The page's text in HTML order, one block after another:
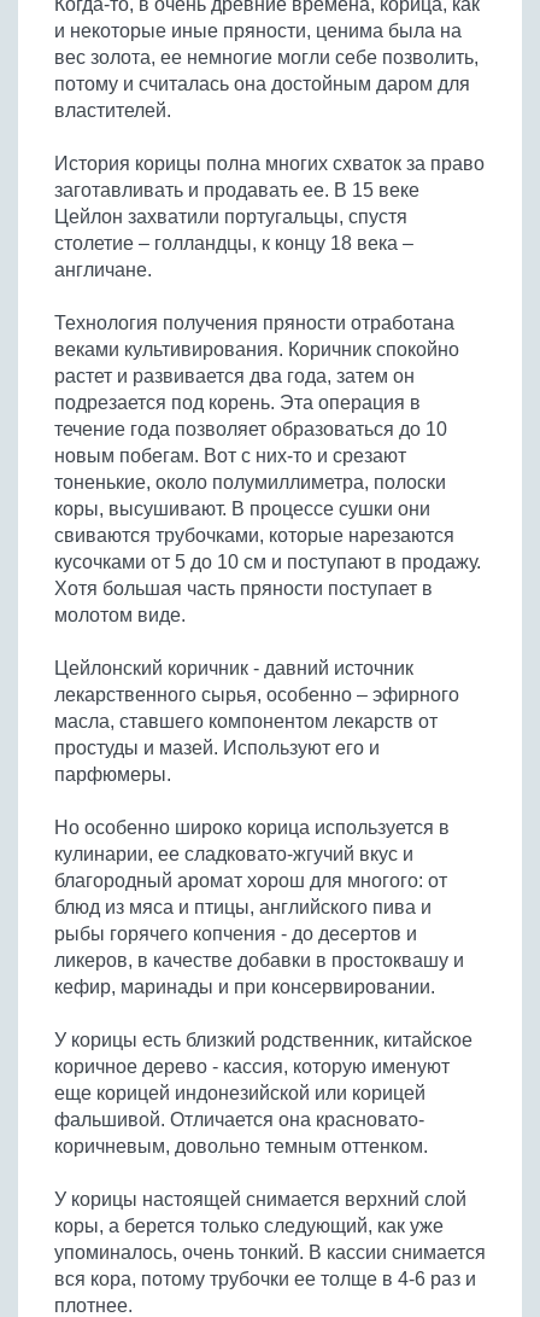
Бобовые
Яйца
Крупы
Когда-то, в очень древние времена, корица, как
и некоторые иные пряности, ценима была на
вес золота, ее немногие могли себе позволить,
потому и считалась она достойным даром для
властителей.
История корицы полна многих схваток за право
заготавливать и продавать ее. В 15 веке
Цейлон захватили португальцы, спустя
столетие – голландцы, к концу 18 века –
англичане.
Технология получения пряности отработана
веками культивирования. Коричник спокойно
растет и развивается два года, затем он
подрезается под корень. Эта операция в
течение года позволяет образоваться до 10
новым побегам. Вот с них-то и срезают
тоненькие, около полумиллиметра, полоски
коры, высушивают. В процессе сушки они
свиваются трубочками, которые нарезаются
кусочками от 5 до 10 см и поступают в продажу.
Хотя большая часть пряности поступает в
молотом виде.
Цейлонский коричник - давний источник
лекарственного сырья, особенно – эфирного
масла, ставшего компонентом лекарств от
простуды и мазей. Используют его и
парфюмеры.
Но особенно широко корица используется в
кулинарии, ее сладковато-жгучий вкус и
благородный аромат хорош для многого: от
блюд из мяса и птицы, английского пива и
рыбы горячего копчения - до десертов и
ликеров, в качестве добавки в простоквашу и
кефир, маринады и при консервировании.
У корицы есть близкий родственник, китайское
коричное дерево - кассия, которую именуют
еще корицей индонезийской или корицей
фальшивой. Отличается она красновато-
коричневым, довольно темным оттенком.
У корицы настоящей снимается верхний слой
коры, а берется только следующий, как уже
упоминалось, очень тонкий. В кассии снимается
вся кора, потому трубочки ее толще в 4-6 раз и
плотнее.